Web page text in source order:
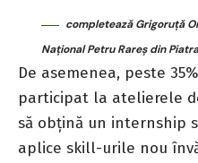
completează Grigoruță
Național Petru Rareș din
De asemenea, peste
participat la atelierele
să obțină un internship
aplice skill-urile nou